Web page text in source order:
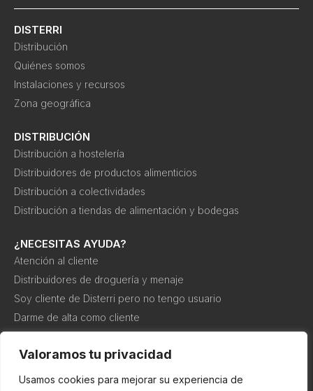
Valoramos tu privacidad
Usamos cookies para mejorar su experiencia de
DISTERRI
Distribución
Quiénes somos
Instalaciones y recursos
Zona geográfica
DISTRIBUCIÓN
Distribución a hostelería
Distribuidores de productos alimenticios
Distribución a colectividades
Distribución a tiendas de alimentación y bodegas
¿NECESITAS AYUDA?
Atención al cliente
Distribuidores de droguería y menaje
Soy cliente de Disterri pero no tengo usuario
Darme de alta como cliente
Política de
Política de
Condiciones de